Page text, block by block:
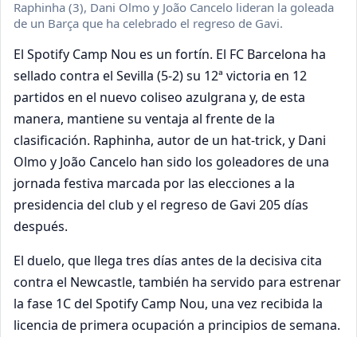
Raphinha (3), Dani Olmo y João Cancelo lideran la goleada
de un Barça que ha celebrado el regreso de Gavi.
El Spotify Camp Nou es un fortín. El FC Barcelona ha
sellado contra el Sevilla (5-2) su 12ª victoria en 12
partidos en el nuevo coliseo azulgrana y, de esta
manera, mantiene su ventaja al frente de la
clasificación. Raphinha, autor de un hat-trick, y Dani
Olmo y João Cancelo han sido los goleadores de una
jornada festiva marcada por las elecciones a la
presidencia del club y el regreso de Gavi 205 días
después.
El duelo, que llega tres días antes de la decisiva cita
contra el Newcastle, también ha servido para estrenar
la fase 1C del Spotify Camp Nou, una vez recibida la
licencia de primera ocupación a principios de semana.